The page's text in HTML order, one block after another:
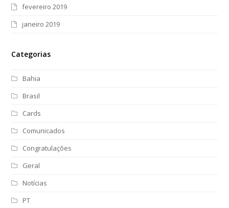
fevereiro 2019
janeiro 2019
Categorias
Bahia
Brasil
Cards
Comunicados
Congratulações
Geral
Notícias
PT